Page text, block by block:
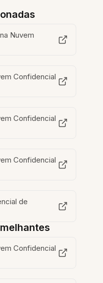
Nuvem
Confidencial
Confidencial
Confidencial
de
Confidencial